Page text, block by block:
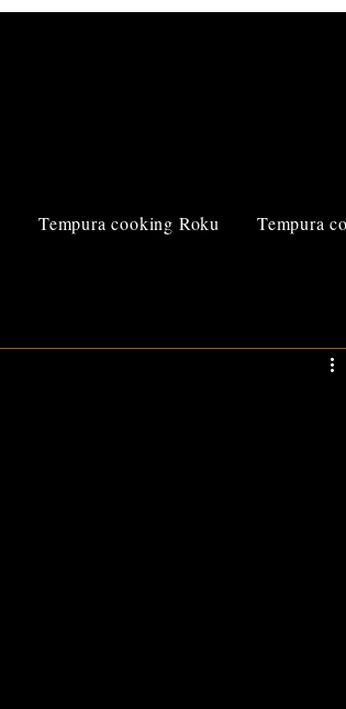
Tempura cooking Roku Tempura